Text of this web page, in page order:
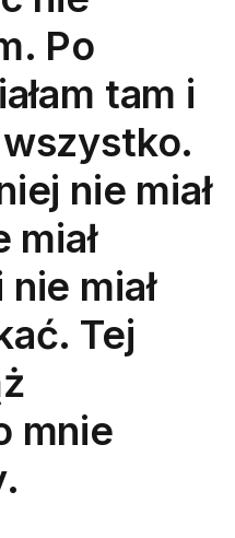
Po
tam i
wszystko.
nie miał
miał
miał
Tej
mnie